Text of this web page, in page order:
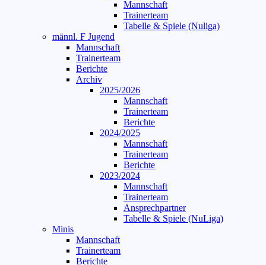
Mannschaft
Trainerteam
Tabelle & Spiele (Nuliga)
männl. F Jugend
Mannschaft
Trainerteam
Berichte
Archiv
2025/2026
Mannschaft
Trainerteam
Berichte
2024/2025
Mannschaft
Trainerteam
Berichte
2023/2024
Mannschaft
Trainerteam
Ansprechpartner
Tabelle & Spiele (NuLiga)
Minis
Mannschaft
Trainerteam
Berichte